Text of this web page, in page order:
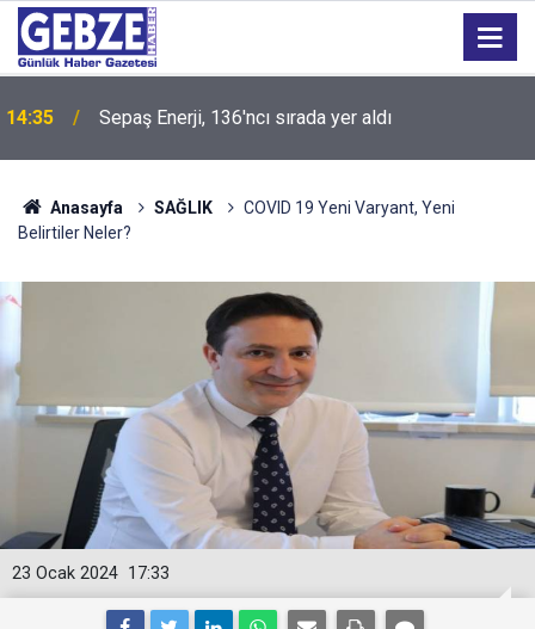
14:35 Sepaş Enerji, 136'ncı sırada yer aldı
Anasayfa SAĞLIK
COVID 19 Yeni Varyant, Yeni
Belirtiler Neler?
17:33
23 Ocak 2024